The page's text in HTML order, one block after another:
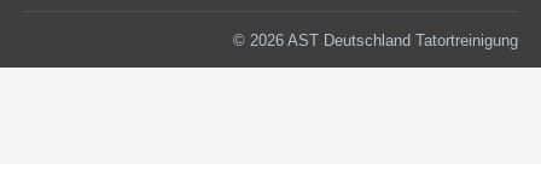
© 2026 AST Deutschland Tatortreinigung